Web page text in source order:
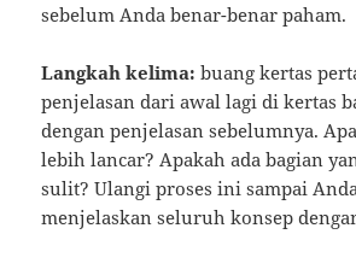
sebelum Anda benar-benar paham.
Langkah kelima: buang kertas
penjelasan dari awal lagi di kertas
dengan penjelasan sebelumnya.
lebih lancar? Apakah ada bagian
sulit? Ulangi proses ini sampai
menjelaskan seluruh konsep